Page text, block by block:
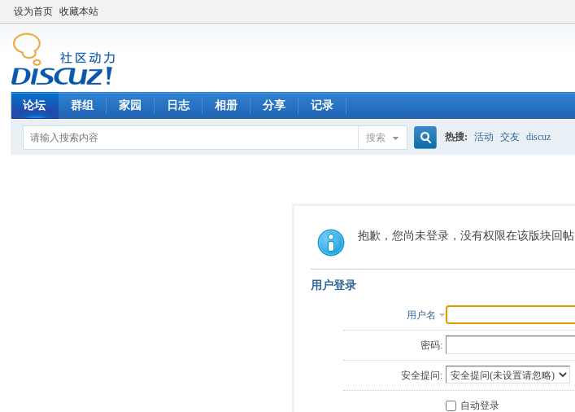
设为首页 收藏本站
论坛 群组 家园 日志 相册 分享 记录
搜索
索
热搜: 活动 交友 discuz
抱歉，您尚未登录，没有权限在该版块回帖
用户登录
用户名
密码:
安全提问:
自动登录